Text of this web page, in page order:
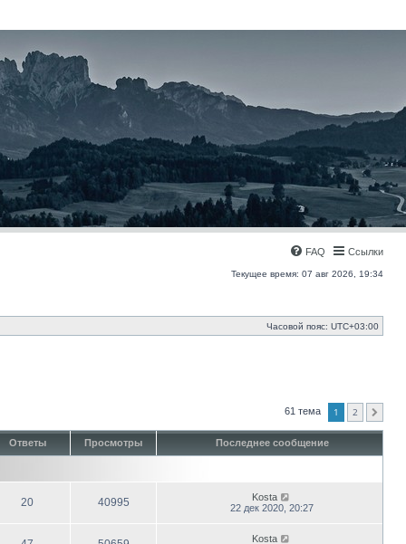
Ссылки
FAQ
Текущее время: 07 авг 2026, 19:34
Часовой пояс: UTC+03:00
61 тема 1 2
Ответы Просмотры Последнее сообщение
20 40995
Kosta
22 дек 2020, 20:27
Kosta